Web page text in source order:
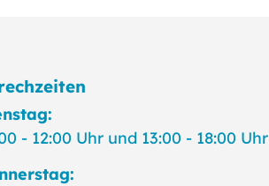
- 12:00 Uhr und 13:00 - 18:00 Uhr